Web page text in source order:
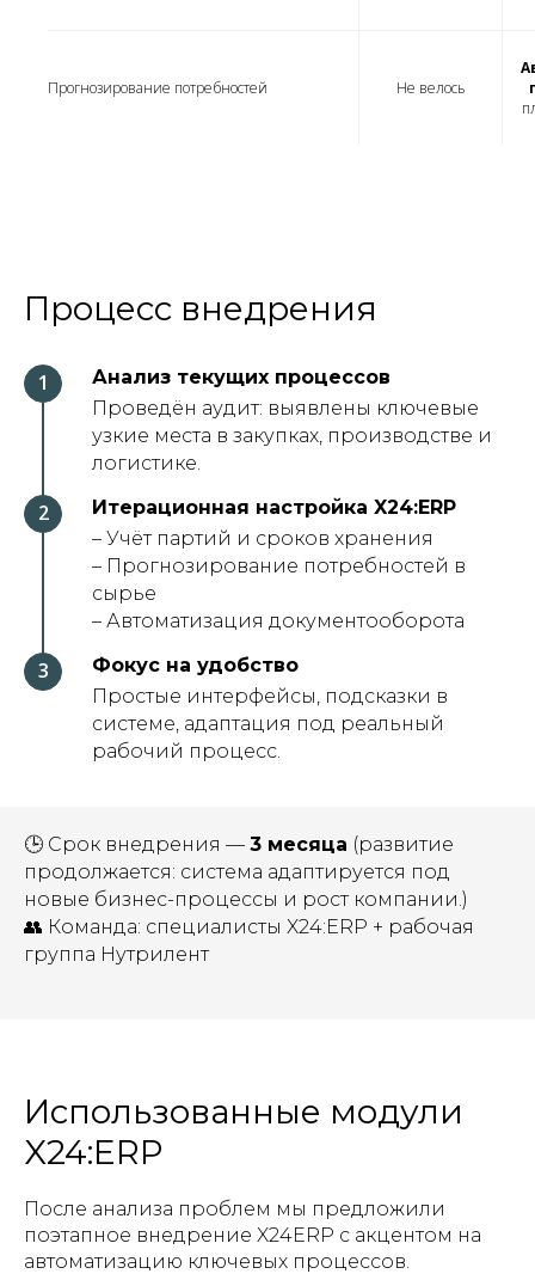
Прогнозирование потребностей Не велось
Процесс внедрения
Анализ текущих процессов
Проведён аудит: выявлены ключевые
узкие места в закупках, производстве и
логистике.
Итерационная настройка X24:ERP
– Учёт партий и сроков хранения
– Прогнозирование потребностей в
сырье
– Автоматизация документооборота
Фокус на удобство
Простые интерфейсы, подсказки в
системе, адаптация под реальный
рабочий процесс.
🕒 Срок внедрения — 3 месяца (развитие
продолжается: система адаптируется под
новые бизнес-процессы и рост компании.)
👥 Команда: специалисты X24:ERP + рабочая
группа Нутрилент
Использованные модули
X24:ERP
После анализа проблем мы предложили
поэтапное внедрение X24ERP с акцентом на
автоматизацию ключевых процессов.